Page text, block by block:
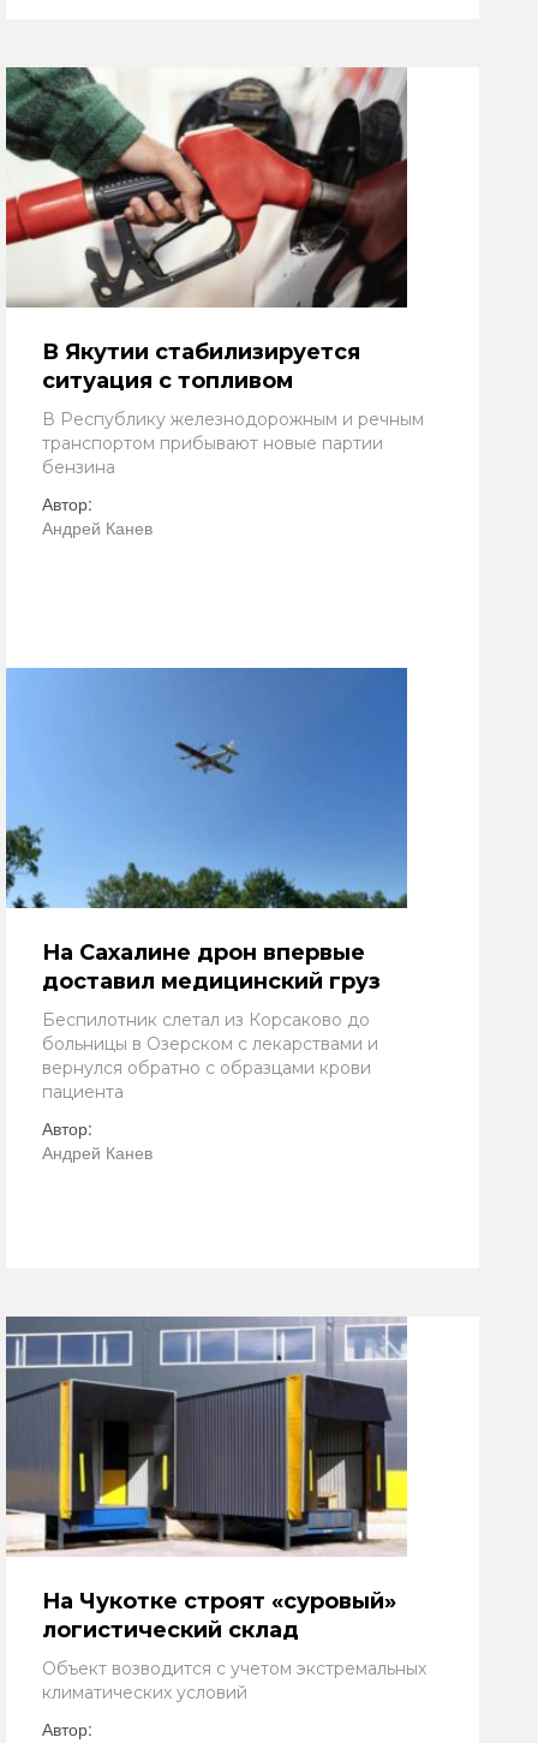
В Якутии стабилизируется
ситуация с топливом
В Республику железнодорожным и речным
транспортом прибывают новые партии
бензина
Автор:
Андрей Канев
На Сахалине дрон впервые
доставил медицинский груз
Беспилотник слетал из Корсаково до
больницы в Озерском с лекарствами и
вернулся обратно с образцами крови
пациента
Автор:
Андрей Канев
На Чукотке строят «суровый»
логистический склад
Объект возводится с учетом экстремальных
климатических условий
Автор: